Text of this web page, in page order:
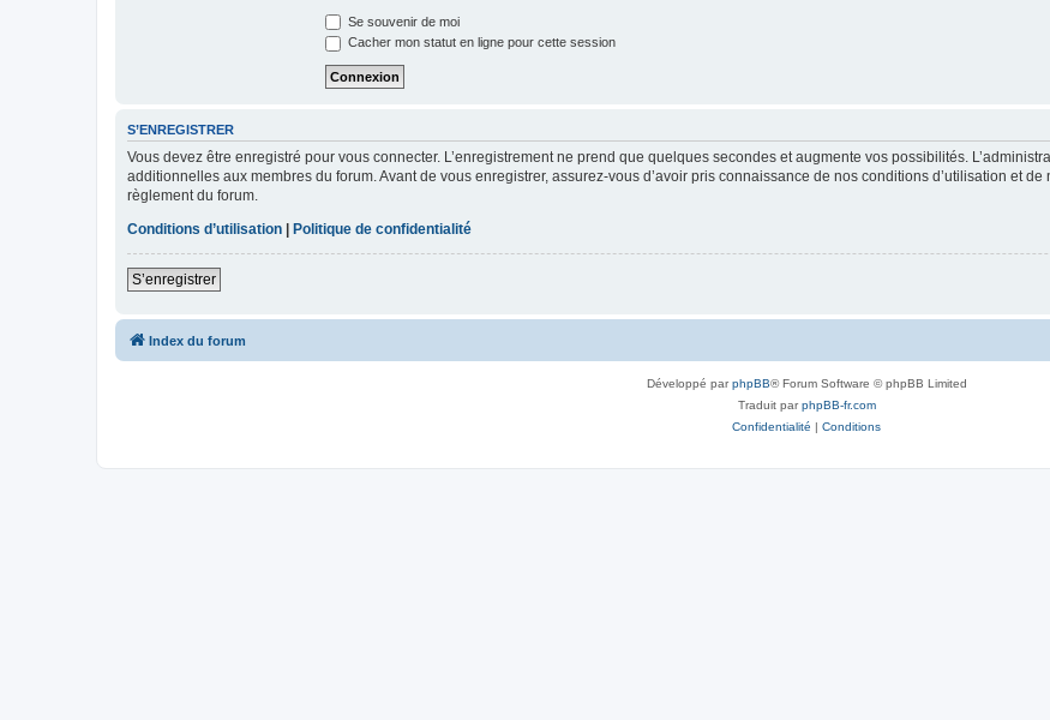
Se souvenir de moi
Cacher mon statut en ligne pour cette session
S’ENREGISTRER
Vous devez être enregistré pour vous connecter. L’enregistrement ne prend que quelques secondes et augmente vos possibilités.
additionnelles aux membres du forum. Avant de vous enregistrer, assurez-vous d’avoir pris connaissance de nos conditions d’utilisation et
règlement du forum.
Conditions d’utilisation
Politique de confidentialité
S’enregistrer
Index du forum
Développé parphpBB® Forum Software © phpBB Limited
Traduit parphpBB-fr.com
Confidentialité | Conditions